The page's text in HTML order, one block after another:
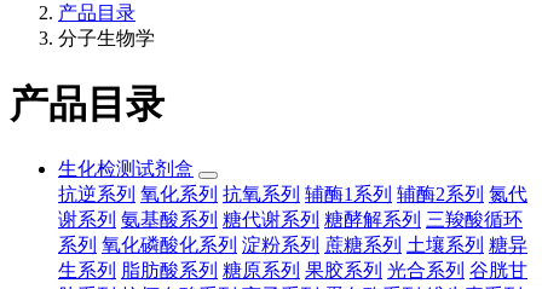
产品目录
分子生物学
产品目录
生化检测试剂盒
抗逆系列 氧化系列 抗氧系列 辅酶1系列 辅酶2系列 氮代
谢系列 氨基酸系列 糖代谢系列 糖酵解系列 三羧酸循环
系列 氧化磷酸化系列 淀粉系列 蔗糖系列 土壤系列 糖异
生系列
脂肪酸系列 糖原系列 果胶系列 光合系列 谷胱甘